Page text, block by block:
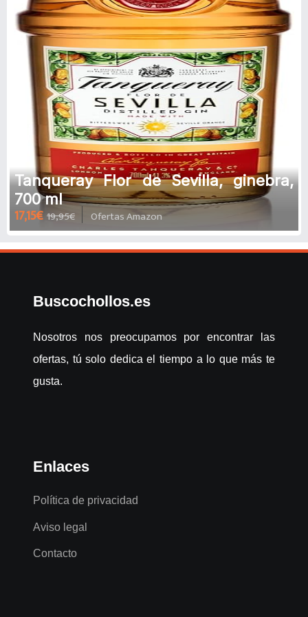
Tanqueray Flor de Sevilla, ginebra,
700 ml
17,15€ 19,95€ Ofertas Amazon
Buscochollos.es
Nosotros nos preocupamos por encontrar las
ofertas, tú solo dedica el tiempo a lo que más te
gusta.
Enlaces
Política de privacidad
Aviso legal
Contacto